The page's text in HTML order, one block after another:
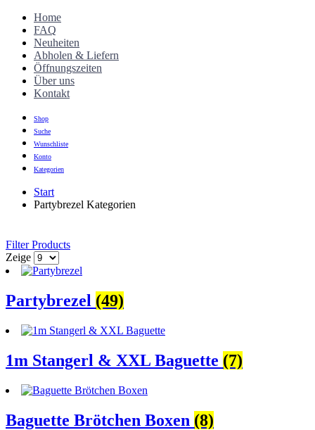
Home
FAQ
Neuheiten
Abholen & Liefern
Öffnungszeiten
Über uns
Kontakt
Shop
Suche
Wunschliste
Konto
Kategorien
Start
Partybrezel Kategorien
Filter Products
Zeige
Partybrezel (49)
1m Stangerl & XXL Baguette (7)
Baguette Brötchen Boxen (8)